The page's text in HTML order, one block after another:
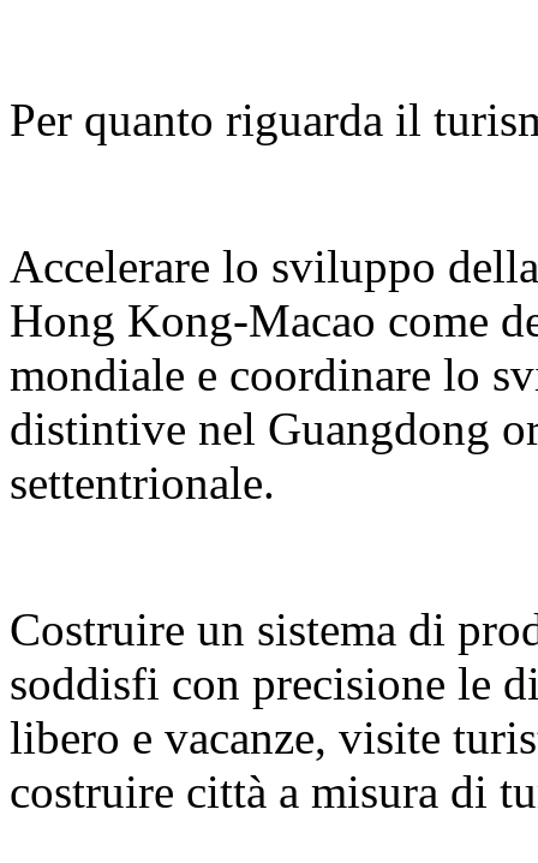
Per quanto riguarda il
Accelerare lo sviluppo
Hong Kong-Macao come
mondiale e coordinare lo
distintive nel Guangdong
settentrionale.
Costruire un sistema di
soddisfi con precisione le
libero e vacanze, visite
costruire città a misura di